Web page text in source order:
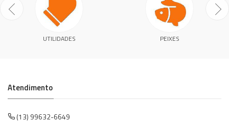
UTILIDADES PEIXES
Atendimento
(13) 99632-6649